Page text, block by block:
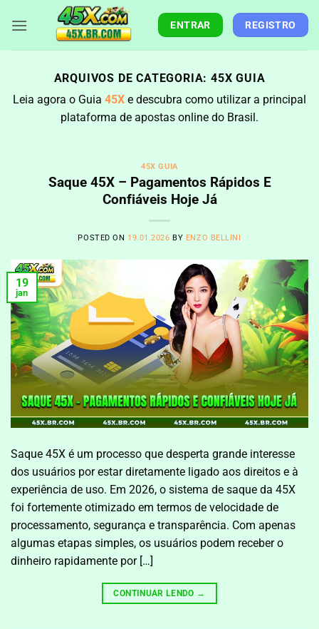
ENTRAR REGISTRO
ARQUIVOS DE CATEGORIA: 45X GUIA
Leia agora o Guia 45X e descubra como utilizar a principal
plataforma de apostas online do Brasil.
45X GUIA
Saque 45X – Pagamentos Rápidos E
Confiáveis Hoje Já
POSTED ON 19.01.2026 BY ENZO BELLINI
19
jan
Saque 45X é um processo que desperta grande interesse
dos usuários por estar diretamente ligado aos direitos e à
experiência de uso. Em 2026, o sistema de saque da 45X
foi fortemente otimizado em termos de velocidade de
processamento, segurança e transparência. Com apenas
algumas etapas simples, os usuários podem receber o
dinheiro rapidamente por […]
CONTINUAR LENDO →